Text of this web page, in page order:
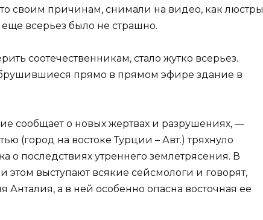
своим причинам, снимали на видео, как люстры
всерьез было не страшно.
соотечественникам, стало жутко всерьез.
прямо в прямом эфире здание в
сообщает о новых жертвах и разрушениях, —
(город на востоке Турции – Авт.) тряхнуло
о последствиях утреннего землетрясения. В
этом выступают всякие сейсмологи и говорят,
Анталия, а в ней особенно опасна восточная ее